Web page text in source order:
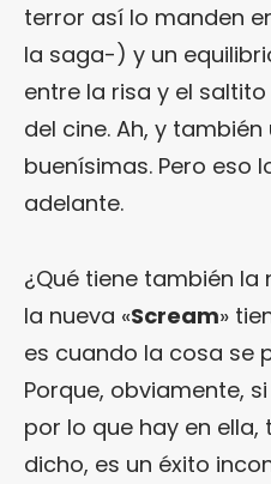
terror así lo manden
la saga-) y un
entre la risa y el
del cine. Ah, y
buenísimas. Pero eso
adelante.
¿Qué tiene también la
la nueva «Scream»
es cuando la cosa se
Porque, obviamente,
por lo que hay en
dicho, es un éxito